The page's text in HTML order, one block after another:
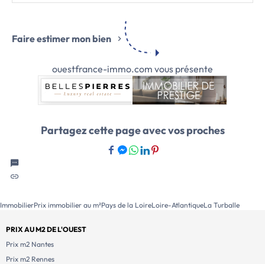
Faire estimer mon bien
ouestfrance-immo.com vous présente
Partagez cette page avec vos proches
ImmobilierPrix immobilier au m²Pays de la LoireLoire-AtlantiqueLa Turballe
PRIX AU M2 DE L'OUEST
Prix m2 Nantes
Prix m2 Rennes